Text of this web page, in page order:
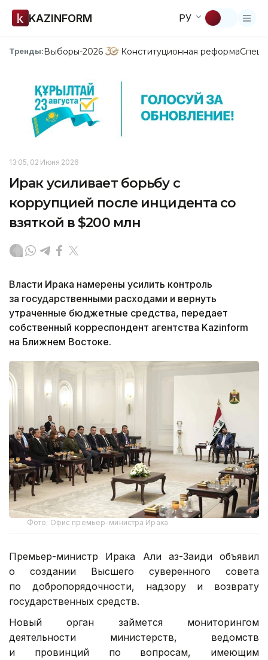
KAZINFORM РУ
Тренды:Выборы-2026 Конституционная реформа
13:05, 02 Июня 2026
Ирак усиливает борьбу с
коррупцией после инцидента со
взяткой в $200 млн
Власти Ирака намерены усилить контроль
за государственными расходами и вернуть
утраченные бюджетные средства, передает
собственный корреспондент агентства Kazinform
на Ближнем Востоке.
Фото: Офис премьер-министра Ирака
Премьер-министр Ирака Али аз-Заиди объявил
о создании Высшего суверенного совета
по добропорядочности, надзору и возврату
государственных средств.
Новый орган займется мониторингом
деятельности министерств, ведомств
и провинций по вопросам, имеющим